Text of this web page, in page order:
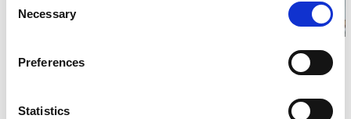
Selection
Necessary
Preferences
Statistics
COTTO, POMODORINI E
RADICCHIO CON CUBETTI DI
COTTO NEGRONI E SCAMORZA